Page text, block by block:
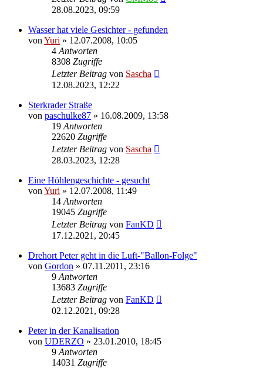
28.08.2023, 09:59
Wasser hat viele Gesichter - gefunden
von Yuri » 12.07.2008, 10:05
4 Antworten
8308 Zugriffe
Letzter Beitrag von Sascha
12.08.2023, 12:22
Sterkrader Straße
von paschulke87 » 16.08.2009, 13:58
19 Antworten
22620 Zugriffe
Letzter Beitrag von Sascha
28.03.2023, 12:28
Eine Höhlengeschichte - gesucht
von Yuri » 12.07.2008, 11:49
14 Antworten
19045 Zugriffe
Letzter Beitrag von FanKD
17.12.2021, 20:45
Drehort Peter geht in die Luft-"Ballon-Folge"
von Gordon » 07.11.2011, 23:16
9 Antworten
13683 Zugriffe
Letzter Beitrag von FanKD
02.12.2021, 09:28
Peter in der Kanalisation
von UDERZO » 23.01.2010, 18:45
9 Antworten
14031 Zugriffe